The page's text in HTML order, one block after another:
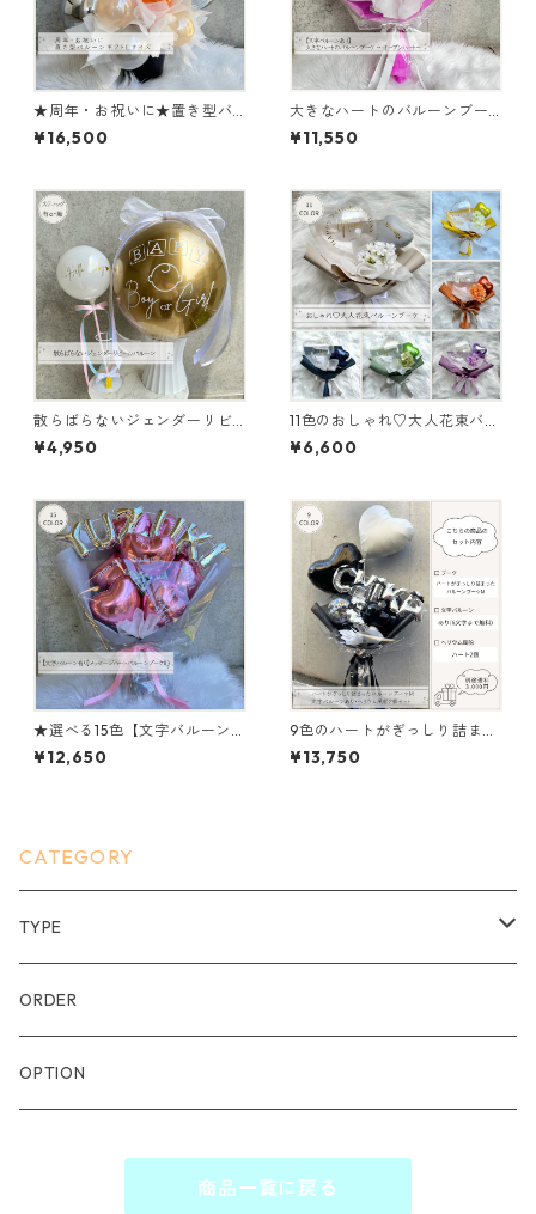
★周年・お祝いに★置き型バ
ルーンギフト Lサイズ
¥16,500
大きなハートのバルーンブー
ケ～オープンハート～（文字
バルーンあり）
¥11,550
散らばらないジェンダーリビ
ールバルーン
¥4,950
11色のおしゃれ♡大人花束バル
ーンブーケ
¥6,600
★選べる15色【文字バルーン有
り】メッセージハートバルー
ンブーケ（L）
¥12,650
9色のハートがぎっしり詰まっ
たバルーンブーケM（文字バル
ーンあり、ヘリウム2個セッ
¥13,750
CATEGORY
TYPE
ブーケ
卓上
ORDER
OPTION
商品一覧に戻る